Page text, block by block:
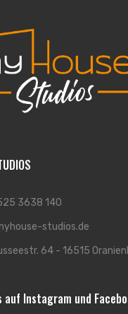
3638 140
studios.de
64 - 16515
auf Instagram und